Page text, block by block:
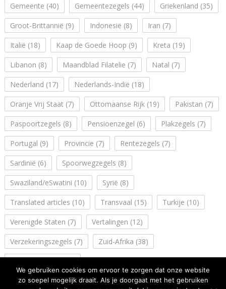
Gemeente (40) Gemeentezegels (44) Griekenland (35)
Groot-Brittannië (9) Indonesië (8) Iran (7)
Italië (18) Kaap de Goede Hoop (9) Kreta (19)
Libanon (8) Maandblad Filatelie (7) Natal (7)
Nederland (17) Nederlands-Indië (18)
Oranje Vrij Staat (7) Ottomaanse Rijk(19) Pakistan (7)
Paspoortzegels (8) Pensioenzegel (6) Plakzegels (7)
Portugal (9) Provincie (7) Rentezegels (7)
Sardinië (6) Spoorwegzegels (8)
Swaziland/eSwatini (10) Syrië (8)
Translated articles (10) Transvaal (15) Turkije (10)
Verenigde Staten (7) Vertalingen (12)
Verzekeringszegels (7) Zuid-Afrika (38)
We gebruiken cookies om ervoor te zorgen dat onze website
zo soepel mogelijk draait. Als je doorgaat met het gebruiken